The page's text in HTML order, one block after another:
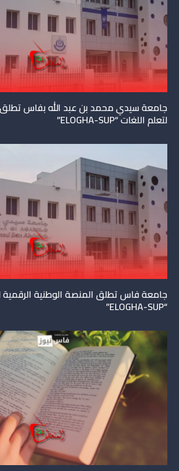
جامعة سيدي محمد بن عبد الله بفاس تطلق
لتعلم اللغات “ELOGHA-SUP”
جامعة فاس تطلق المنصة الوطنية الرقمية
“ELOGHA-SUP”